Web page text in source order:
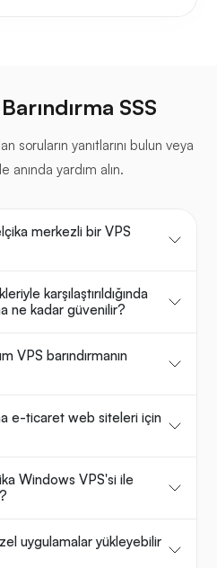
SSS
soruların yanıtlarını bulun veya
anında yardım alın.
merkezli bir VPS
karşılaştırıldığında
ne kadar güvenilir?
VPS barındırmanın
e-ticaret web siteleri için
Windows VPS'si ile
uygulamalar yükleyebilir